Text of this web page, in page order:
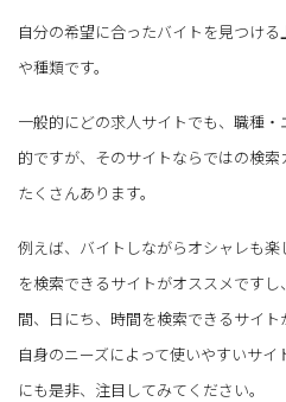
自分の希望に合ったバイトを見つけ
や種類です。
一般的にどの求人サイトでも、職種
的ですが、そのサイトならではの検
たくさんあります。
例えば、バイトしながらオシャレも
を検索できるサイトがオススメです
間、日にち、時間を検索できるサイト
自身のニーズによって使いやすいサ
にも是非、注目してみてください。